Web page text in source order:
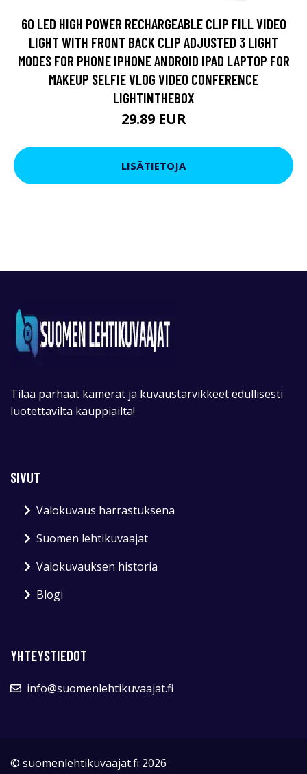
60 LED HIGH POWER RECHARGEABLE CLIP FILL VIDEO
LIGHT WITH FRONT BACK CLIP ADJUSTED 3 LIGHT
MODES FOR PHONE IPHONE ANDROID IPAD LAPTOP FOR
MAKEUP SELFIE VLOG VIDEO CONFERENCE
LIGHTINTHEBOX
29.89 EUR
LISÄTIETOJA
Tilaa parhaat kamerat ja kuvaustarvikkeet edullisesti
luotettavilta kauppiailta!
SIVUT
Valokuvaus harrastuksena
Suomen lehtikuvaajat
Valokuvauksen historia
Blogi
YHTEYSTIEDOT
info@suomenlehtikuvaajat.fi
© suomenlehtikuvaajat.fi 2026